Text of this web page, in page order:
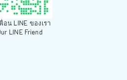
อน LINE ของเรา
LINE Friend